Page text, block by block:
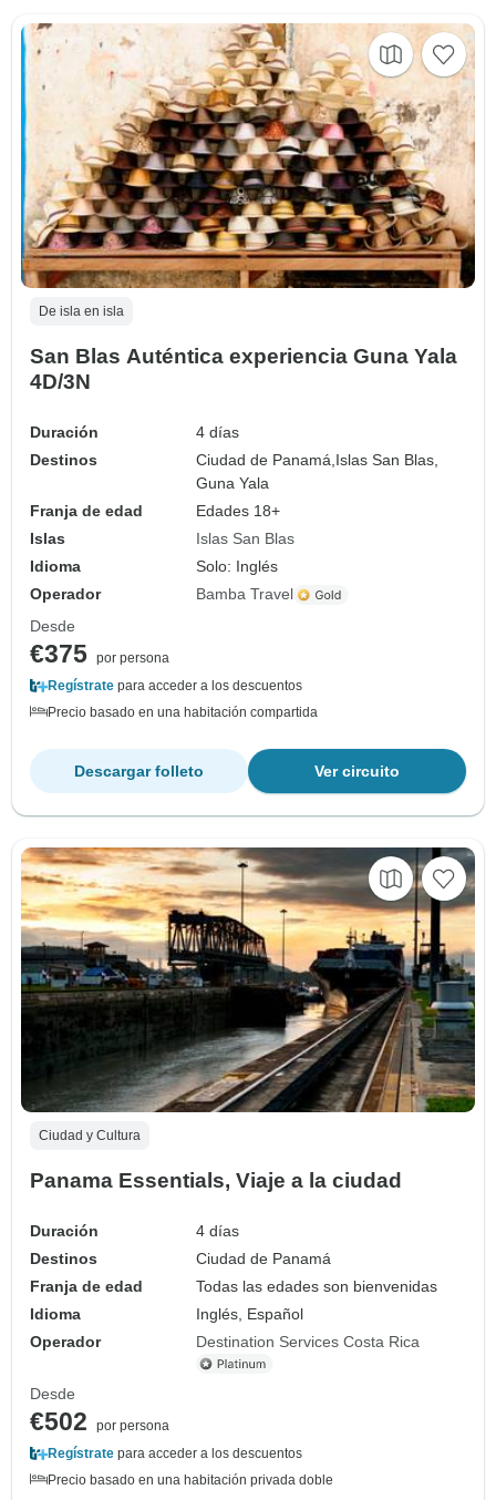
De isla en isla
San Blas Auténtica experiencia Guna Yala
4D/3N
Duración
4 días
Destinos
Ciudad de Panamá,Islas San Blas,
Guna Yala
Franja de edad
Edades 18+
Islas
Islas San Blas
Idioma
Solo: Inglés
Operador
Bamba Travel
Desde
€375 por persona
Regístrate para acceder a los descuentos
Precio basado en una habitación compartida
Ver circuito
Descargar folleto
Ciudad y Cultura
Panama Essentials, Viaje a la ciudad
Duración
4 días
Destinos
Ciudad de Panamá
Franja de edad
Todas las edades son bienvenidas
Idioma
Inglés, Español
Operador
Destination Services Costa Rica
Desde
€502
por persona
Regístrate para acceder a los descuentos
Precio basado en una habitación privada doble